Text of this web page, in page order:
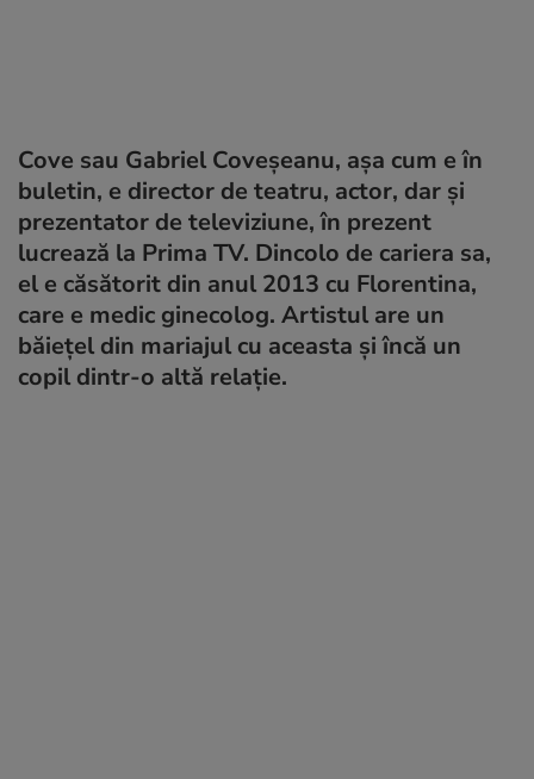
Cove sau Gabriel Coveșeanu, așa cum e în
buletin, e director de teatru, actor, dar și
prezentator de televiziune, în prezent
lucrează la Prima TV. Dincolo de cariera sa,
el e căsătorit din anul 2013 cu Florentina,
care e medic ginecolog. Artistul are un
băiețel din mariajul cu aceasta și încă un
copil dintr-o altă relație.